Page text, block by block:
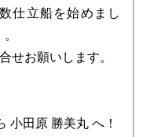
仕立船を始めまし
せお願いします。
小田原 勝美丸 へ！